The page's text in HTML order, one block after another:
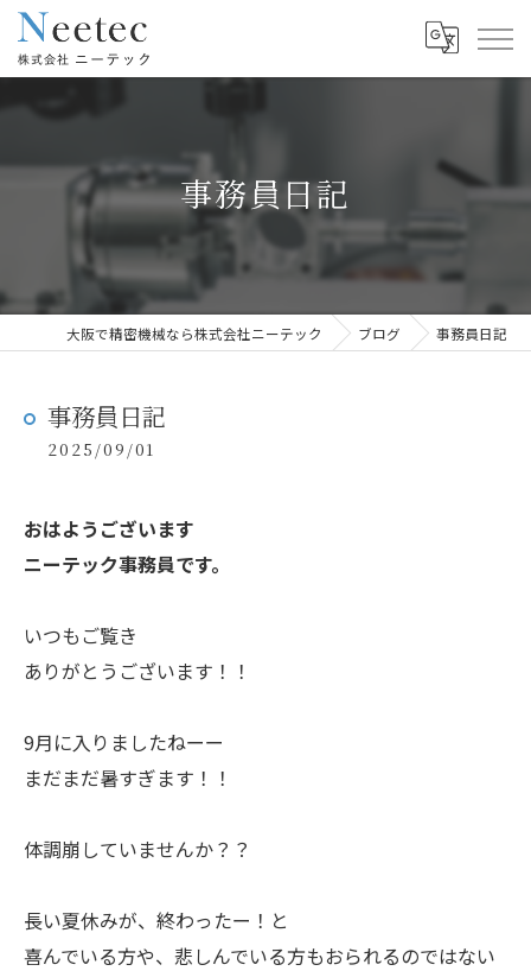
事務員日記
大阪で精密機械なら株式会社ニーテック ブログ 事務員日記
事務員日記
2025/09/01
おはようございます
ニーテック事務員です。
いつもご覧き
ありがとうございます！！
9月に入りましたねーー
まだまだ暑すぎます！！
体調崩していませんか？？
長い夏休みが、終わったー！と
喜んでいる方や、悲しんでいる方もおられるのではない